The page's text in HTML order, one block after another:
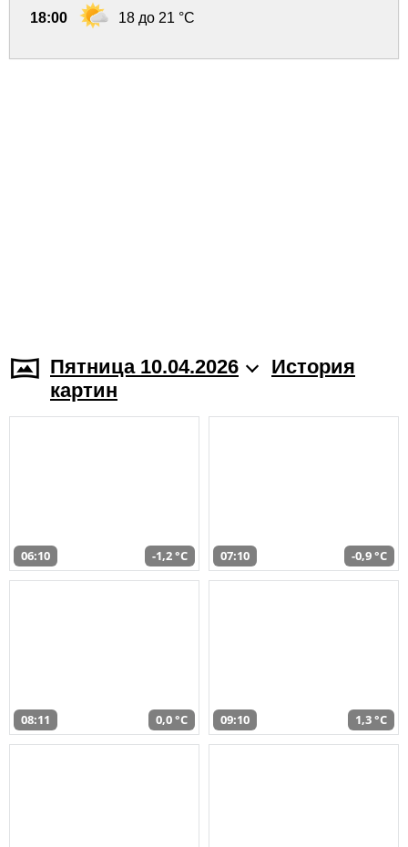
18:00 18 до 21 °C
Пятница 10.04.2026
История
картин
06:10 -1,2 °C 07:10 -0,9 °C
08:11 0,0 °C 09:10 1,3 °C